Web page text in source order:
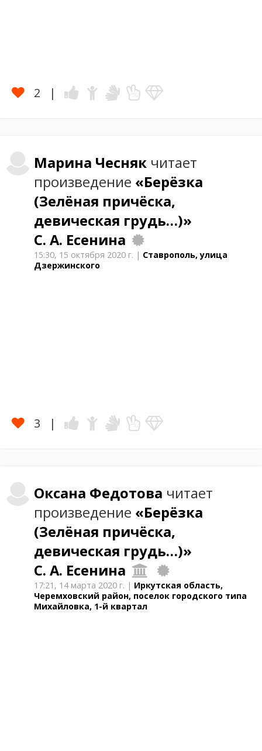
2
Марина Чесняк читает
произведение «Берёзка
(Зелёная причёска,
девическая грудь…)»
С. А. Есенина
15:30, 15 октября 2020 г. | Ставрополь, улица
Дзержинского
3
Оксана Федотова читает
произведение «Берёзка
(Зелёная причёска,
девическая грудь…)»
С. А. Есенина
17:21, 14 марта 2020 г. | Иркутская область,
Черемховский район, поселок городского типа
Михайловка, 1-й квартал